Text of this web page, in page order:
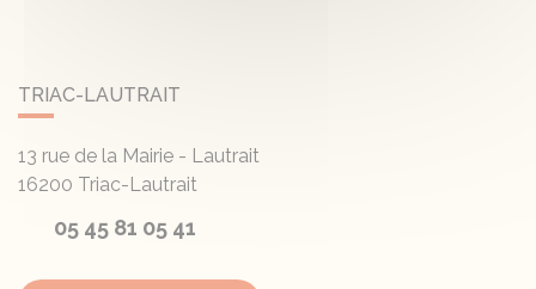
TRIAC-LAUTRAIT
13 rue de la Mairie - Lautrait
16200 Triac-Lautrait
05 45 81 05 41